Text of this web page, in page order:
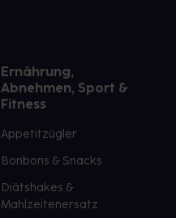
Ernährung,
Abnehmen, Sport &
Fitness
Appetitzügler
Bonbons & Snacks
Diätshakes &
Mahlzeitenersatz